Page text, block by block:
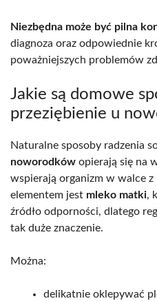
Niezbędna może być pilna
diagnoza oraz odpowiednie
poważniejszych problemów
Jakie są domowe
przeziębienie u
Naturalne sposoby radzenia
noworodków opierają się na
wspierają organizm w walce
elementem jest mleko matki,
źródło odporności, dlatego
tak duże znaczenie.
Można:
delikatnie oklepywać